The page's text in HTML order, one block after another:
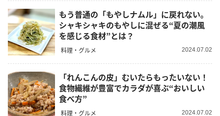
もう普通の「もやしナムル」に戻れない。
シャキシャキのもやしに混ぜる“夏の潮風
を感じる食材”とは？
料理・グルメ 2024.07.02
「れんこんの皮」むいたらもったいない！
食物繊維が豊富でカラダが喜ぶ“おいしい
食べ方”
料理・グルメ 2024.07.02